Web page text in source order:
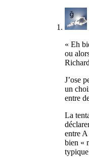
« Eh
ou
J’ose
un
entre
La
entre
bien «